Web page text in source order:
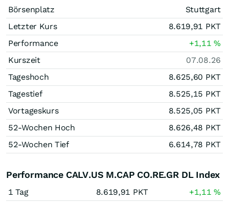
Börsenplatz
Stuttgart
Letzter Kurs
8.619,91 PKT
Performance
+1,11%
Kurszeit
07.08.26
Tageshoch
8.625,60 PKT
Tagestief
8.525,15 PKT
Vortageskurs
8.525,05 PKT
52-Wochen Hoch
8.626,48 PKT
52-Wochen Tief
6.614,78 PKT
Performance CALV.US M.CAP CO.RE.GR DL Index
1 Tag 8.619,91 PKT +1,11%